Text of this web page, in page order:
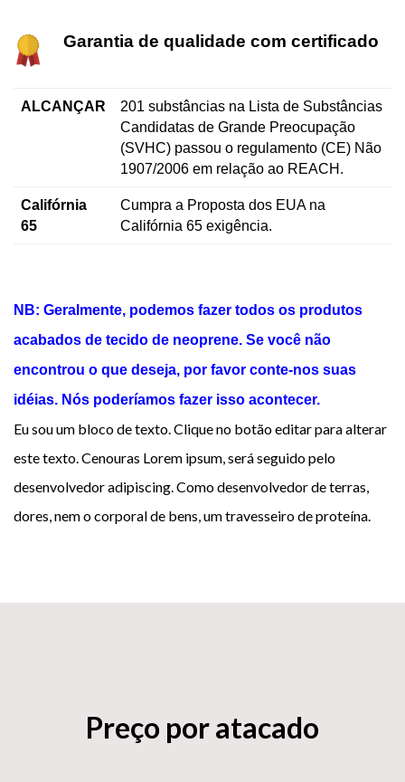
Garantia de qualidade com certificado
ALCANÇAR
201 substâncias na Lista de Substâncias
Candidatas de Grande Preocupação
(SVHC) passou o regulamento (CE) Não
1907/2006 em relação ao REACH.
Califórnia
65
Cumpra a Proposta dos EUA na
Califórnia 65 exigência.
NB: Geralmente, podemos fazer todos os produtos
acabados de tecido de neoprene. Se você não
encontrou o que deseja, por favor conte-nos suas
idéias. Nós poderíamos fazer isso acontecer.
Eu sou um bloco de texto. Clique no botão editar para alterar
este texto. Cenouras Lorem ipsum, será seguido pelo
desenvolvedor adipiscing. Como desenvolvedor de terras,
dores, nem o corporal de bens, um travesseiro de proteína.
Preço por atacado